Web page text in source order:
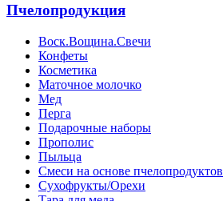
Пчелопродукция
Воск.Вощина.Свечи
Конфеты
Косметика
Маточное молочко
Мед
Перга
Подарочные наборы
Прополис
Пыльца
Смеси на основе пчелопродуктов
Сухофрукты/Орехи